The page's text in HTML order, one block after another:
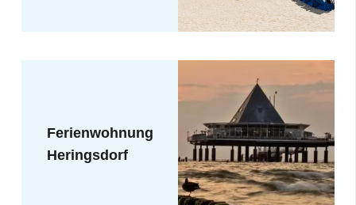
Ferienwohnung
Heringsdorf